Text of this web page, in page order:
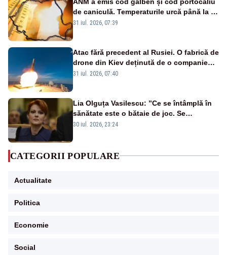
de caniculă. Temperaturile urcă până la 38
de grade, iar nopțile devin tropicale
31 iul. 2026, 07:39
Atac fără precedent al Rusiei. O fabrică de
drone din Kiev deținută de o companie
americană, distrusă de o rachetă
31 iul. 2026, 07:40
Lia Olguța Vasilescu: ”Ce se întâmplă în
sănătate este o bătaie de joc. Se
guvernează extraordinar de prost”
30 iul. 2026, 23:24
CATEGORII POPULARE
Actualitate
Politica
Economie
Social